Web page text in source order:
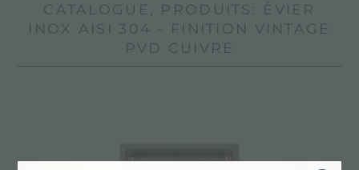
CATALOGUE, PRODUITS: ÉVIER
INOX AISI 304 - FINITION VINTAGE
PVD CUIVRE